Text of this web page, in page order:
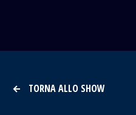
TORNA ALLO SHOW